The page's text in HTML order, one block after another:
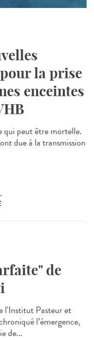
la prise
enceintes
qui peut être mortelle.
due à la transmission
de
l'Institut Pasteur et
l’émergence,
de...